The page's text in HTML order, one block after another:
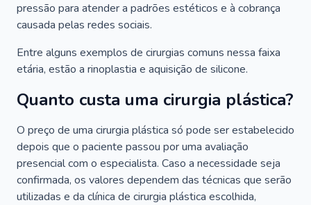
pressão para atender a padrões estéticos e à cobrança
causada pelas redes sociais.
Entre alguns exemplos de cirurgias comuns nessa faixa
etária, estão a rinoplastia e aquisição de silicone.
Quanto custa uma cirurgia plástica?
O preço de uma cirurgia plástica só pode ser estabelecido
depois que o paciente passou por uma avaliação
presencial com o especialista. Caso a necessidade seja
confirmada, os valores dependem das técnicas que serão
utilizadas e da clínica de cirurgia plástica escolhida,